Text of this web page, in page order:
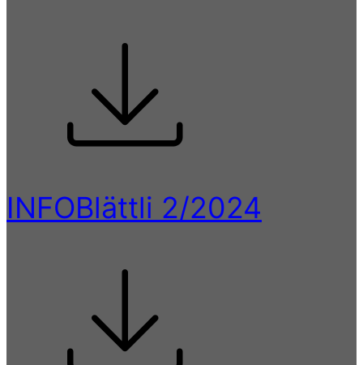
INFOBlättli 2/2024